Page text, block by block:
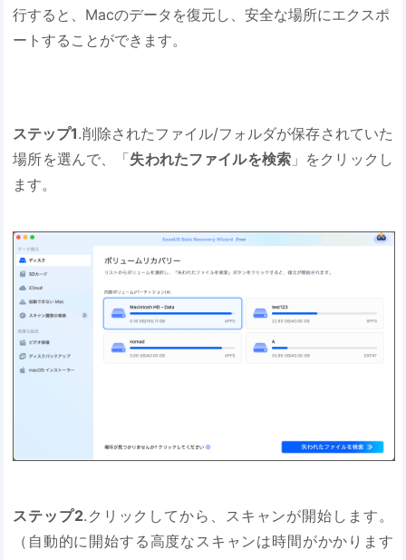
行すると、Macのデータを復元し、安全な場所にエクスポ
ートすることができます。
ステップ1.削除されたファイル/フォルダが保存されていた
場所を選んで、「失われたファイルを検索」をクリックし
ます。
ステップ2.クリックしてから、スキャンが開始します。
（自動的に開始する高度なスキャンは時間がかかります